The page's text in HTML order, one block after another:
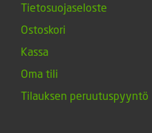
Tietosuojaseloste
Ostoskori
Kassa
Oma tili
Tilauksen peruutuspyyntö